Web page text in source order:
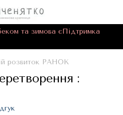
та зимова єПідтримка
розвиток РАНОК
: